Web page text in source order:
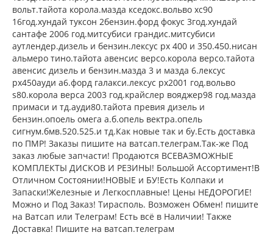
вольт.тайота корола.мазда кседокс.вольво хс90
16год.хундай туксон 2бензин.форд фокус 3год.хундай
сантафе 2006 год.митсубиси грандис.митсубиси
аутлендер.дизель и бензин.лексус рх 400 и 350.450.нисан
альмеро тино.тайота авенсис версо.корола версо.тайота
авенсис дизель и бензин.мазда 3 и мазда 6.лексус
рх450ауди а6.форд галакси.лексус рх2001 год.вольво
s80.корола верса 2003 год.крайслер вояджер98 год.мазда
примаси и тд.ауди80.тайота превия дизель и
бензин.опоель омега а.б.опель вектра.опель
сигнум.бмв.520.525.и тд.Как новые так и бу.Есть доставка
по ПМР! Заказы пишите на ватсап.телеграм.Так-же Под
заказ любые запчасти! Продаются ВСЕВАЗМОЖНЫЕ
КОМПЛЕКТЫ ДИСКОВ И РЕЗИНЫ! Большой Ассортимент!В
Отличном Состоянии!НОВЫЕ и БУ!Есть Колпаки и
Запаски!Железные и Легкосплавные! Цены НЕДОРОГИЕ!
Можно и Под Заказ! Тирасполь. Возможен Обмен! пишите
на Ватсап или Телеграм! Есть всё в Наличии! Также
Доставка! Пишите на ватсап.телеграм